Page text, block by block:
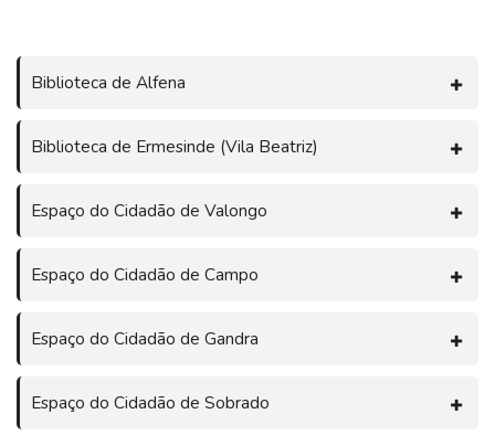
Biblioteca de Alfena
Biblioteca de Ermesinde (Vila Beatriz)
Espaço do Cidadão de Valongo
Espaço do Cidadão de Campo
Espaço do Cidadão de Gandra
Espaço do Cidadão de Sobrado